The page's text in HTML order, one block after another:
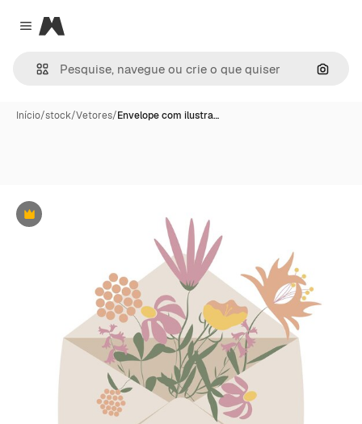
Close menu
Magnific
Início/stock/Vetores/Envelope com ilustra…
Premium